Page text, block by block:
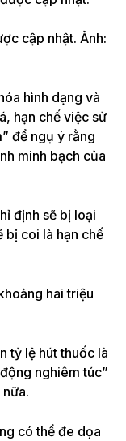
cập nhật. Ảnh:
hình dạng và
hạn chế việc sử
để ngụ ý rằng
minh bạch của
định sẽ bị loại
bị coi là hạn chế
hai triệu
tỷ lệ hút thuốc là
nghiêm túc”
có thể đe dọa